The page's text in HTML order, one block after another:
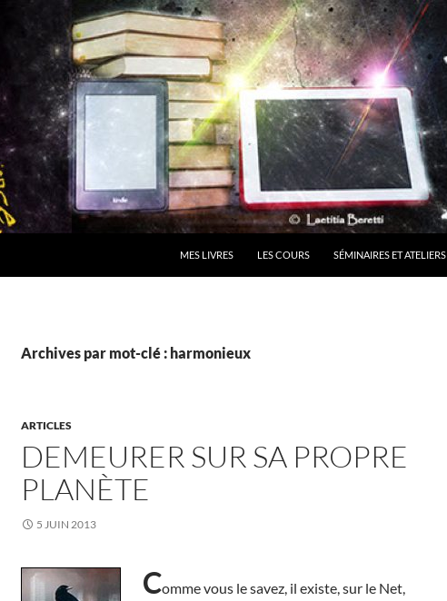
MES LIVRES LES COURS SÉMINAIRES ET ATELIERS
Archives par mot-clé : harmonieux
ARTICLES
DEMEURER SUR SA PROPRE
PLANÈTE
5 JUIN 2013
Comme vous le savez, il existe, sur le Net,